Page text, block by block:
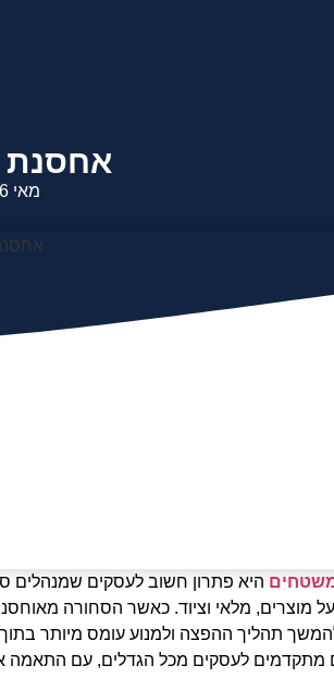
מאי 16, 2026
היא פתרון חשוב לעסקים שמנהלים
מוצרים, מלאי וציוד. כאשר הסחורה
תהליך ההפצה ולמנוע עומס מיותר
מתקדמים לעסקים מכל הגדלים, עם התאמה